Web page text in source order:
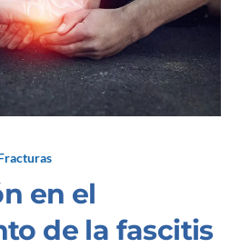
en el
de la fascitis